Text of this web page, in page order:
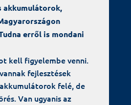
akkumulátorok,
erről is mondani
kell figyelembe venni.
fejlesztések
felé, de
Van ugyanis az